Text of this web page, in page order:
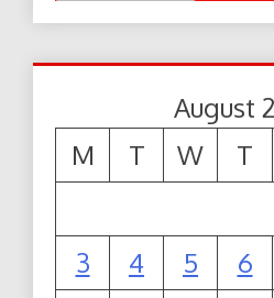
August
M
T W T
3
4 5 6